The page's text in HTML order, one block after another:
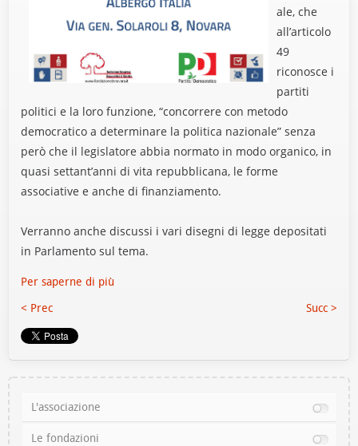
ale, che
all’articolo
49
riconosce i
partiti
politici e la loro funzione, “concorrere con metodo
democratico a determinare la politica nazionale” senza
però che il legislatore abbia normato in modo organico, in
quasi settant’anni di vita repubblicana, le forme
associative e anche di finanziamento.
Verranno anche discussi i vari disegni di legge depositati
in Parlamento sul tema.
Per saperne di più
< Prec
Succ >
L'associazione
Le fondazioni